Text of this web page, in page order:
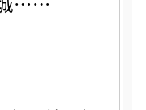
城⋯⋯